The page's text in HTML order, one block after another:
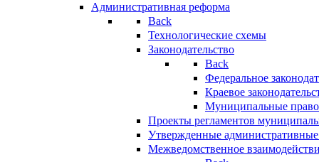
Административная реформа
Back
Технологические схемы
Законодательство
Back
Федеральное
Краевое
Муниципальные
Проекты регламентов
Утвержденные
Межведомственное